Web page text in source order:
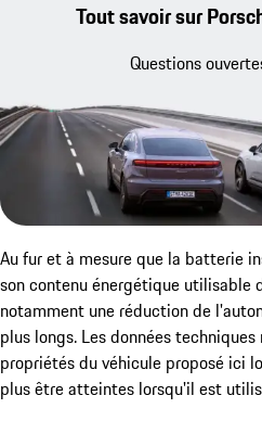
Tout savoir sur
Questions
Au fur et à mesure que la batterie
son contenu énergétique utilisable
notamment une réduction de
plus longs. Les données
propriétés du véhicule proposé ici
plus être atteintes lorsqu'il est